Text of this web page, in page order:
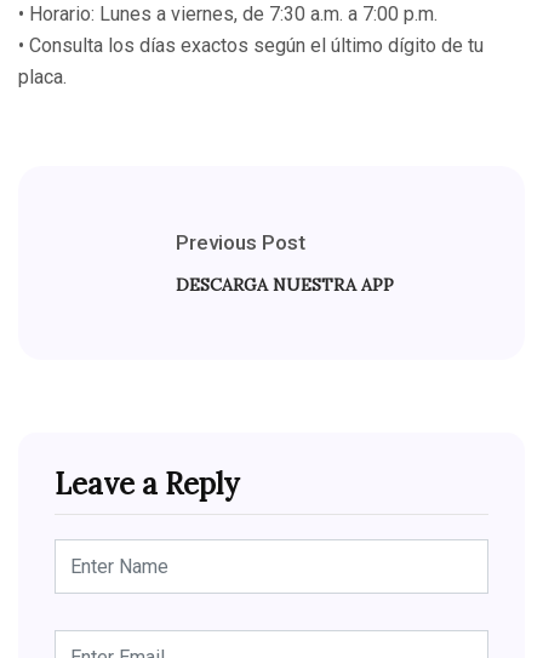
• Horario: Lunes a viernes, de 7:30 a.m. a 7:00 p.m.
• Consulta los días exactos según el último dígito de tu
placa.
Previous Post
DESCARGA NUESTRA APP
Leave a Reply